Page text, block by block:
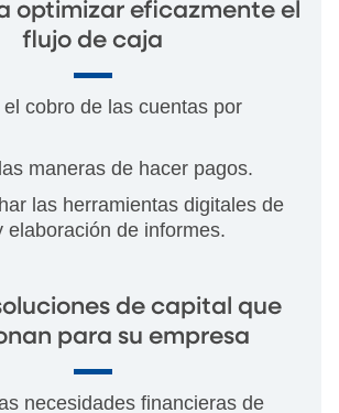
optimizar eficazmente el
flujo de caja
cobro de las cuentas por
maneras de hacer pagos.
las herramientas digitales de
elaboración de informes.
de capital que
para su empresa
necesidades financieras de